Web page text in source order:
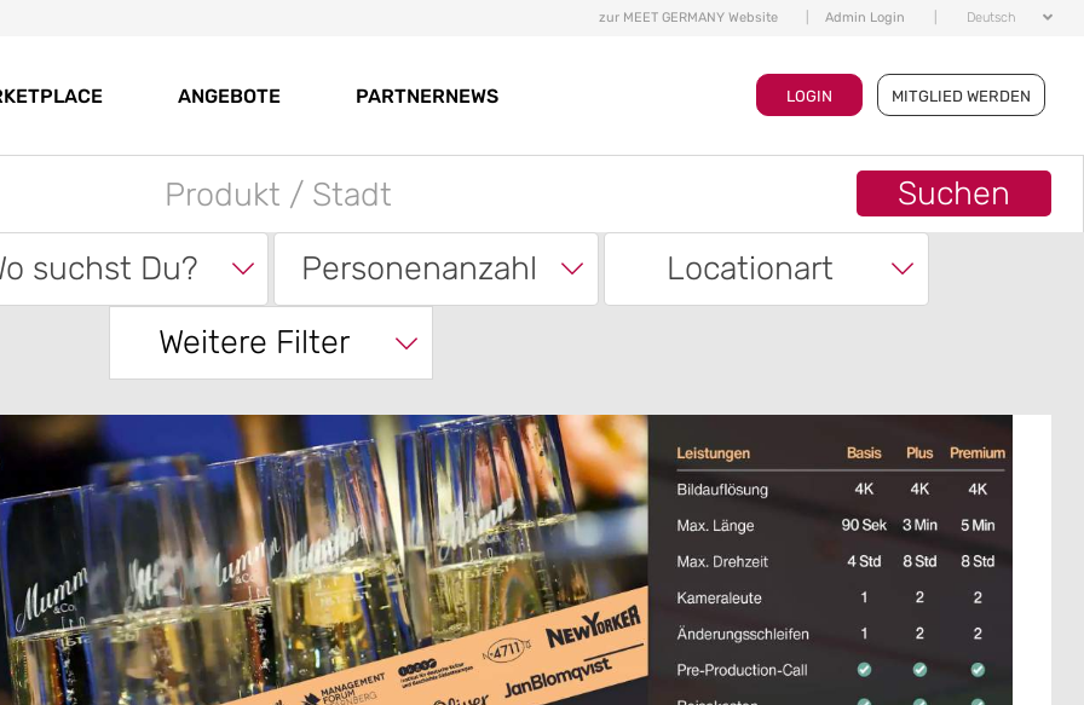
zur MEET GERMANY Website Admin Login Deutsch
ANGEBOTE PARTNERNEWS LOGIN MITGLIED WERDEN
Suchen
suchst Du?
Personenanzahl
Locationart
Weitere Filter